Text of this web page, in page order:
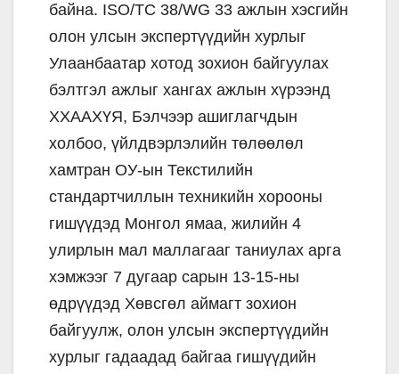
байна. ISO/TC 38/WG 33 ажлын хэсгийн
олон улсын экспертүүдийн хурлыг
Улаанбаатар хотод зохион байгуулах
бэлтгэл ажлыг хангах ажлын хүрээнд
ХХААХҮЯ, Бэлчээр ашиглагчдын
холбоо, үйлдвэрлэлийн төлөөлөл
хамтран ОУ-ын Текстилийн
стандартчиллын техникийн хорооны
гишүүдэд Монгол ямаа, жилийн 4
улирлын мал маллагааг таниулах арга
хэмжээг 7 дугаар сарын 13-15-ны
өдрүүдэд Хөвсгөл аймагт зохион
байгуулж, олон улсын экспертүүдийн
хурлыг гадаадад байгаа гишүүдийн